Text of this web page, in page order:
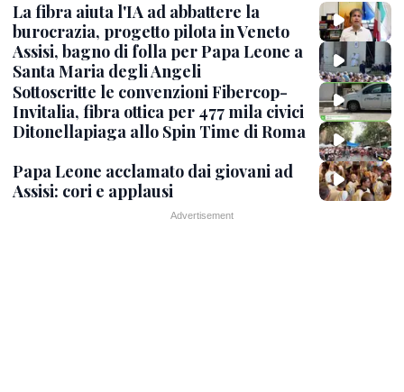
La fibra aiuta l'IA ad abbattere la
burocrazia, progetto pilota in Veneto
Assisi, bagno di folla per Papa Leone a
Santa Maria degli Angeli
Sottoscritte le convenzioni Fibercop-
Invitalia, fibra ottica per 477 mila civici
Ditonellapiaga allo Spin Time di Roma
Papa Leone acclamato dai giovani ad
Assisi: cori e applausi